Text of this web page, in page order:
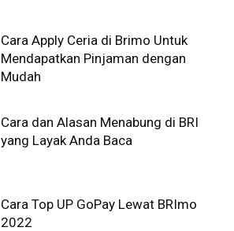
Cara Apply Ceria di Brimo Untuk
Mendapatkan Pinjaman dengan
Mudah
Cara dan Alasan Menabung di BRI
yang Layak Anda Baca
Cara Top UP GoPay Lewat BRImo
2022